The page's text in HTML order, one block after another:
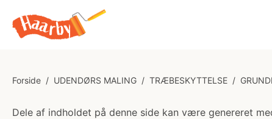
Forside / UDENDØRS MALING / TRÆBESKYTTELSE /
Dele af indholdet på denne side kan være genereret